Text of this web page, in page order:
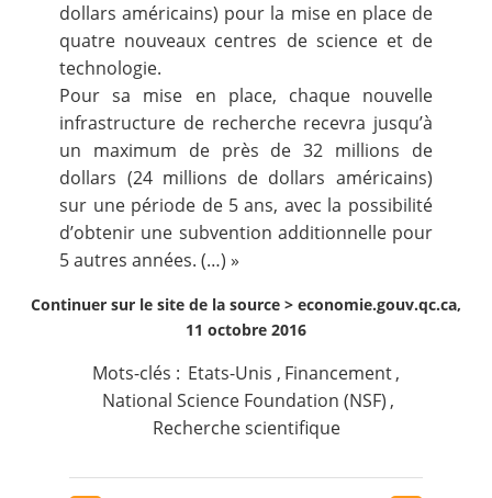
dollars américains) pour la mise en place de
quatre nouveaux centres de science et de
technologie.
Pour sa mise en place, chaque nouvelle
infrastructure de recherche recevra jusqu’à
un maximum de près de 32 millions de
dollars (24 millions de dollars américains)
sur une période de 5 ans, avec la possibilité
d’obtenir une subvention additionnelle pour
5 autres années. (…) »
Continuer sur le site de la source > economie.gouv.qc.ca,
11 octobre 2016
Mots-clés : Etats-Unis , Financement,
National Science Foundation (NSF) ,
Recherche scientifique